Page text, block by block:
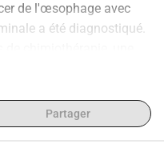
de l'œsophage avec
a été diagnostiqué.
de 4 cures de
que j'y sois très
très affaiblie. En tant que
Partager